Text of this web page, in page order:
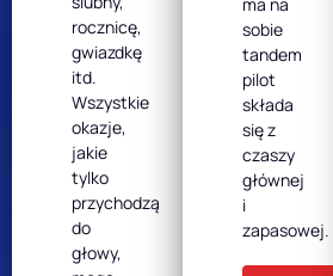
rocznicę,
gwiazdkę
itd.
Wszystkie
okazje,
jakie
tylko
przychodzą
do
głowy,
ma na
sobie
tandem
pilot
składa
się z
czaszy
głównej
i
zapasowej.